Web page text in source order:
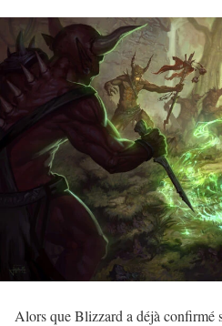
Alors que Blizzard a déjà confirmé